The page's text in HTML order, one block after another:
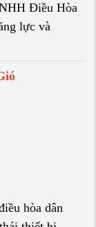
Điều Hòa
lực và
hòa dân